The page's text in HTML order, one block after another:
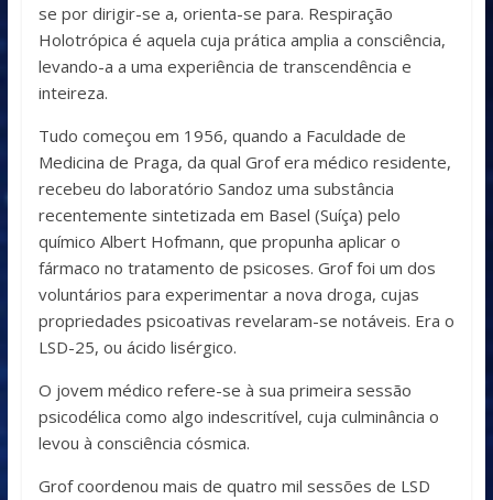
se por dirigir-se a, orienta-se para. Respiração
Holotrópica é aquela cuja prática amplia a consciência,
levando-a a uma experiência de transcendência e
inteireza.
Tudo começou em 1956, quando a Faculdade de
Medicina de Praga, da qual Grof era médico residente,
recebeu do laboratório Sandoz uma substância
recentemente sintetizada em Basel (Suíça) pelo
químico Albert Hofmann, que propunha aplicar o
fármaco no tratamento de psicoses. Grof foi um dos
voluntários para experimentar a nova droga, cujas
propriedades psicoativas revelaram-se notáveis. Era o
LSD-25, ou ácido lisérgico.
O jovem médico refere-se à sua primeira sessão
psicodélica como algo indescritível, cuja culminância o
levou à consciência cósmica.
Grof coordenou mais de quatro mil sessões de LSD